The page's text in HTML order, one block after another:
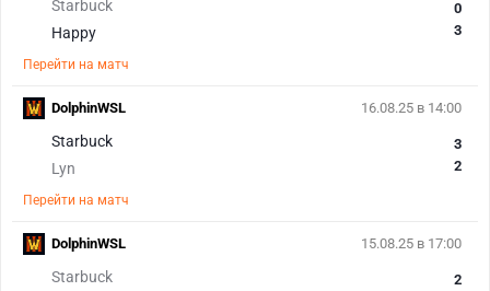
Starbuck
Happy
0
3
Перейти на матч
16.08.25 в 14:00
Starbuck
Lyn
3
2
Перейти на матч
DolphinWSL
15.08.25 в 17:00
Starbuck
2
DolphinWSL